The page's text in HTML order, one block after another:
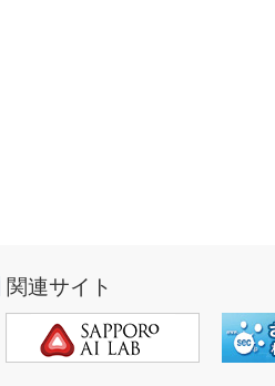
関連サイト